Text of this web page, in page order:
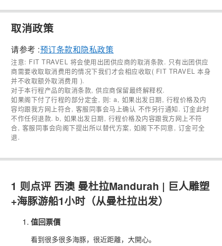
取消政策
请参考 :预订条款和隐私政策
注意: FIT TRAVEL 将会使用出团供应商的取消条款. 只有出团供应
商需要收取取消费用的情况下我们才会相应收取( FIT TRAVEL 本身
并不收取额外取消费用 ).
对于本行程产品的取消条款, 供应商保留最终解释权.
如果阁下付了行程的部分定金, 则: a, 如果出发日期, 行程价格及内
容均跟我方网上符合, 客服同事会马上确认 不作另行通知. 订金此时
不作任何退款. b, 如果出发日期, 行程价格及内容跟我方网上不符
合, 客服同事会向阁下提出所以替代方案, 如阁下不同意, 订金可全
退.
1 则点评 西澳 曼杜拉Mandurah | 巨人雕塑
+海豚游船1小时（从曼杜拉出发）
值回票價
看到很多很多海豚，很近距離，大開心。